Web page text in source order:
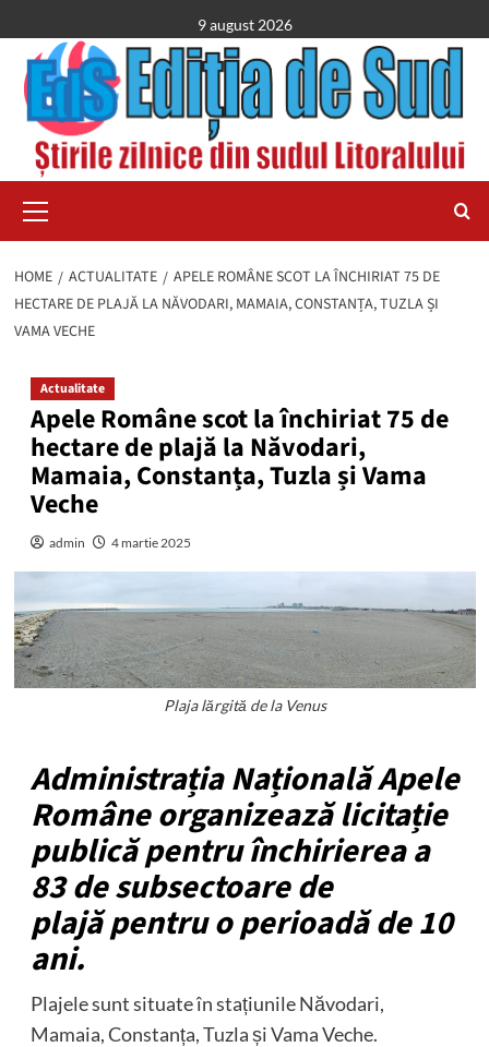
to
content
9 august 2026
Menu
HOME ACTUALITATE
APELE ROMÂNE SCOT LA ÎNCHIRIAT 75 DE
HECTARE DE PLAJĂ LA NĂVODARI, MAMAIA, CONSTANȚA, TUZLA ȘI
VAMA VECHE
Actualitate
Apele Române scot la închiriat 75 de
hectare de plajă la Năvodari,
Mamaia, Constanța, Tuzla și Vama
Veche
admin 4 martie 2025
Plaja lărgită de la Venus
Administrația Națională Apele
Române organizează licitație
publică pentru închirierea a
83 de subsectoare de
plajă pentru o perioadă de 10
ani.
Plajele sunt situate în stațiunile Năvodari,
Mamaia, Constanța, Tuzla și Vama Veche.